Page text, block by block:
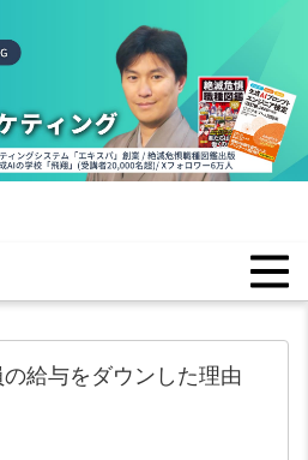
給与をダウンした理由